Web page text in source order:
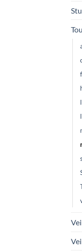
Orkava Hercules
ex